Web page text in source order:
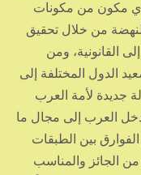
مكون من مكونات
من خلال تحقيق
القانونية، ومن
الدول المختلفة إلى
جديدة لأمة العرب
العرب إلى مجال ما
بين الطبقات
من الجائز والمناسب